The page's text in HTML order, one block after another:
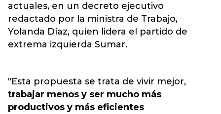
actuales, en un decreto ejecutivo
redactado por la ministra de Trabajo,
Yolanda Díaz, quien lidera el partido de
extrema izquierda Sumar.
"Esta propuesta se trata de vivir mejor,
trabajar menos y ser mucho más
productivos y más eficientes